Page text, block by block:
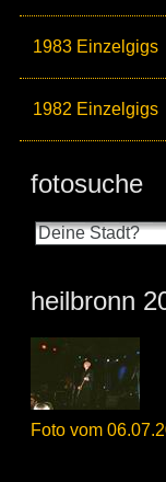
1983 Einzelgigs
1982 Einzelgigs
fotosuche
heilbronn
Foto vom